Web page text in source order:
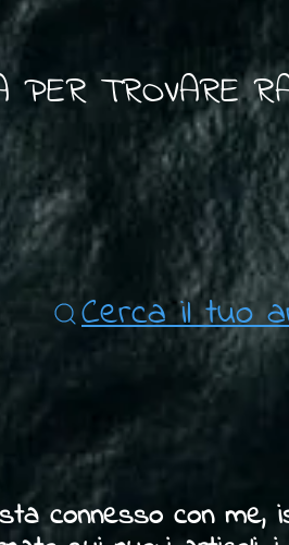
PER TROVARE
Cerca il tuo
connesso con me,